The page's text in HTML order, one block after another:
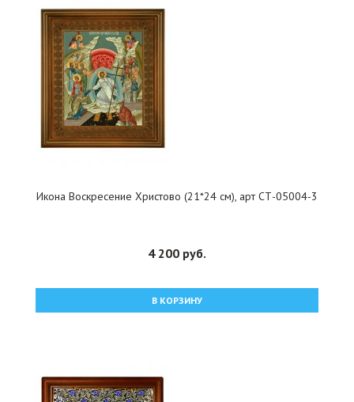
Икона Воскресение Христово (21*24 см), арт СТ-05004-3
4 200 руб.
В КОРЗИНУ